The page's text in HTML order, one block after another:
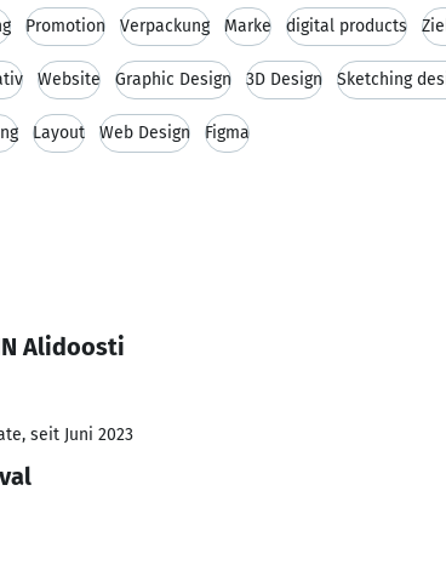
Promotion Verpackung Marke digital products
Website Graphic Design 3D Design Sketching
Layout Web Design Figma
Alidoosti
seit Juni 2023